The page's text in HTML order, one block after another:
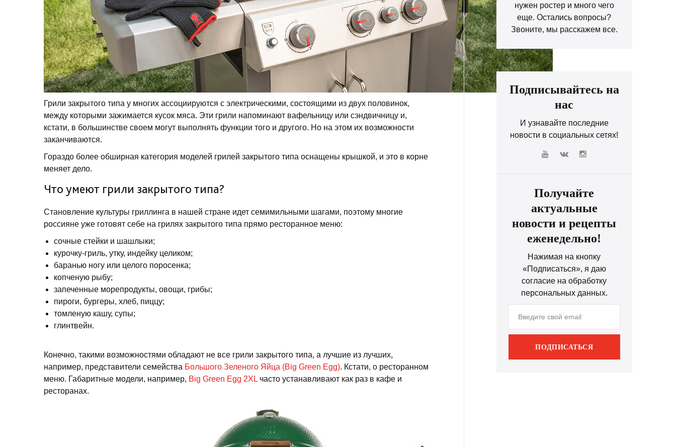
Грили закрытого типа у многих ассоциируются с электрическими, состоящими из двух половинок,
между которыми зажимается кусок мяса. Эти грили напоминают вафельницу или сэндвичницу и,
кстати, в большинстве своем могут выполнять функции того и другого. Но на этом их возможности
заканчиваются.
Гораздо более обширная категория моделей грилей закрытого типа оснащены крышкой, и это в корне
меняет дело.
Что умеют грили закрытого типа?
Становление культуры гриллинга в нашей стране идет семимильными шагами, поэтому многие
россияне уже готовят себе на грилях закрытого типа прямо ресторанное меню:
сочные стейки и шашлыки;
курочку-гриль, утку, индейку целиком;
баранью ногу или целого поросенка;
копченую рыбу;
запеченные морепродукты, овощи, грибы;
пироги, бургеры, хлеб, пиццу;
томленую кашу, супы;
глинтвейн.
Конечно, такими возможностями обладают не все грили закрытого типа, а лучшие из лучших,
например, представители семейства Большого Зеленого Яйца (Big Green Egg). Кстати, о ресторанном
меню. Габаритные модели, например, Big Green Egg 2XL часто устанавливают как раз в кафе и
ресторанах.
нужен ростер и много чего
еще. Остались вопросы?
Звоните, мы расскажем все.
Подписывайтесь на
нас
И узнавайте последние
новости в социальных сетях!
Получайте
актуальные
новости и рецепты
еженедельно!
Нажимая на кнопку
«Подписаться», я даю
согласие на обработку
персональных данных.
ПОДПИСАТЬСЯ